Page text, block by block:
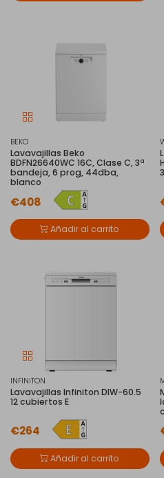
BEKO
Lavavajillas Beko
BDFN26640WC 16C, Clase C, 3ª
bandeja, 6 prog, 44dba,
blanco
€408
Añadir al carrito
INFINITON
Lavavajillas Infiniton DIW-60.5
12 cubiertos E
€264
Añadir al carrito